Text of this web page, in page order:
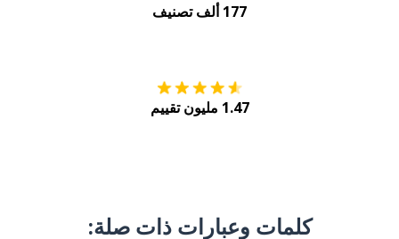
177 ألف تصنيف
1.47 مليون تقييم
كلمات وعبارات ذات صلة: